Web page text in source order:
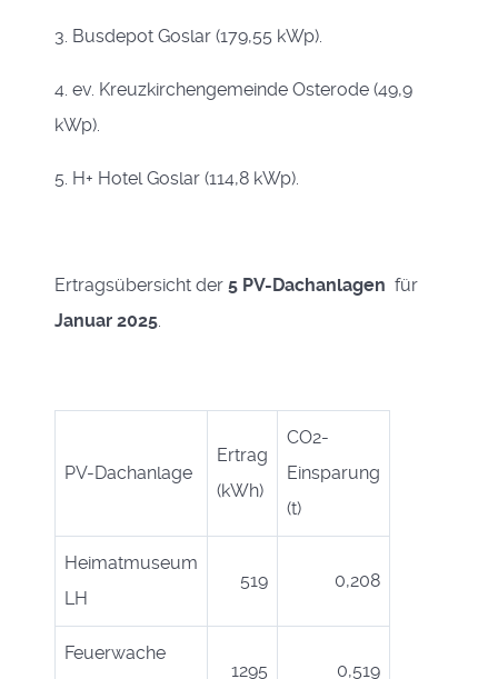
3. Busdepot Goslar (179,55 kWp).
4. ev. Kreuzkirchengemeinde Osterode (49,9
kWp).
5. H+ Hotel Goslar (114,8 kWp).
Ertragsübersicht der 5 PV-Dachanlagen für
Januar 2025.
PV-Dachanlage
Ertrag
(kWh)
CO2-
Einsparung
(t)
Heimatmuseum
LH
519 0,208
Feuerwache
1295 0,519